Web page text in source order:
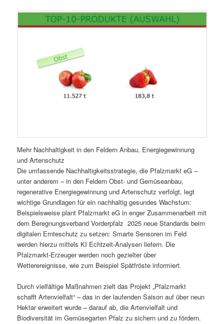
Mehr Nachhaltigkeit in den Feldern Anbau, Energiegewinnung
und Artenschutz
Die umfassende Nachhaltigkeitsstrategie, die Pfalzmarkt eG –
unter anderem – in den Feldern Obst- und Gemüseanbau,
regenerative Energiegewinnung und Artenschutz verfolgt, legt
wichtige Grundlagen für ein nachhaltig gesundes Wachstum:
Beispielsweise plant Pfalzmarkt eG in enger Zusammenarbeit mit
dem Beregnungsverband Vorderpfalz 2025 neue Standards beim
digitalen Ernteschutz zu setzen: Smarte Sensoren im Feld
werden hierzu mittels KI Echtzeit-Analysen liefern. Die
Pfalzmarkt-Erzeuger werden noch gezielter über
Wetterereignisse, wie zum Beispiel Spätfröste informiert.
Durch vielfältige Maßnahmen zielt das Projekt „Pfalzmarkt
schafft Artenvielfalt“ – das in der laufenden Saison auf über neun
Hektar erweitert wurde – darauf ab, die Artenvielfalt und
Biodiversität im Gemüsegarten Pfalz zu sichern und zu fördern.